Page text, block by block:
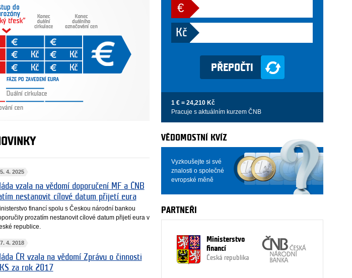
4. 2025
vzala na vědomí doporučení MF a ČNB
nestanovit cílové datum přijetí eura
financí spolu s Českou národní bankou
prozatím nestanovit cílové datum přijetí eura v
republice.
4. 2018
ČR vzala na vědomí Zprávu o činnosti
za rok 2017
€
Kč
1 € = 24,210 Kč
Pracuje s aktuálním kurzem ČNB
VĚDOMOSTNÍ KVÍZ
Vyzkoušejte si své
znalosti o společné
evropské měně
PARTNEŘI
Ministerstvo
financí
Česká republika